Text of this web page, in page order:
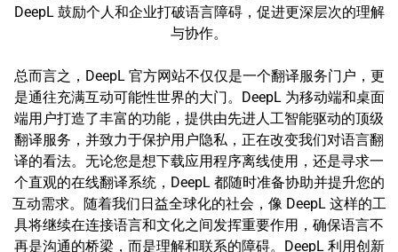
DeepL 鼓励个人和企业打破语言障碍，促进更深层次的理解
与协作。
总而言之，DeepL 官方网站不仅仅是一个翻译服务门户，更
是通往充满互动可能性世界的大门。DeepL 为移动端和桌面
端用户打造了丰富的功能，提供由先进人工智能驱动的顶级
翻译服务，并致力于保护用户隐私，正在改变我们对语言翻
译的看法。无论您是想下载应用程序离线使用，还是寻求一
个直观的在线翻译系统，DeepL 都随时准备协助并提升您的
互动需求。随着我们日益全球化的社会，像 DeepL 这样的工
具将继续在连接语言和文化之间发挥重要作用，确保语言不
再是沟通的桥梁，而是理解和联系的障碍。DeepL 利用创新